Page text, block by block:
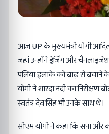
आज UP के मुख्यमंत्री योगी
जहां उन्होंने ड्रेजिंग और
पलिया इलाके को बाढ़ से बचाने के
योगी ने शारदा नदी का निरीक्षण
स्वतंत्र देव सिंह भी उनके साथ थे।
सीएम योगी ने कहा कि सपा और